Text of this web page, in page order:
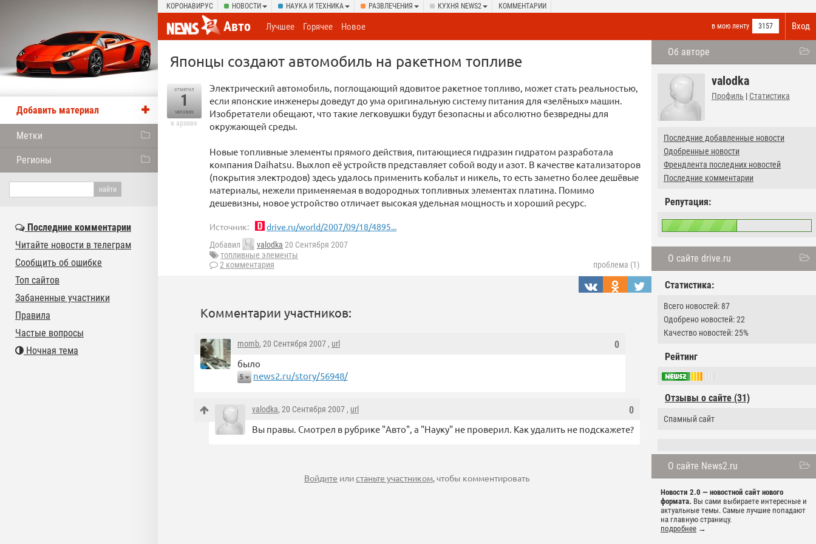
КОРОНАВИРУС НОВОСТИ НАУКА И ТЕХНИКА РАЗВЛЕЧЕНИЯ КУХНЯ NEWS2 КОММЕНТАРИИ
Вход
Авто в мою ленту 3157
Лучшее Горячее Новое
Об авторе
valodka
Профиль | Статистика
Последние добавленные новости
Одобренные новости
Френдлента последних новостей
Последние комментарии
Репутация:
О сайте drive.ru
Статистика:
Всего новостей: 87
Одобрено новостей: 22
Качество новостей: 25%
Рейтинг
Отзывы о сайте (31)
Спамный сайт
О сайте News2.ru
Новости 2.0 — новостной сайт нового
формата. Вы сами выбираете интересные и
актуальные темы. Самые лучшие попадают
на главную страницу.
подробнее →
Японцы создают автомобиль на ракетном топливе
отметил
1
человек
в архиве
Электрический автомобиль, поглощающий ядовитое ракетное топливо, может стать реальностью,
если японские инженеры доведут до ума оригинальную систему питания для «зелёных» машин.
Изобретатели обещают, что такие легковушки будут безопасны и абсолютно безвредны для
окружающей среды.
Новые топливные элементы прямого действия, питающиеся гидразин гидратом разработала
компания Daihatsu. Выхлоп её устройств представляет собой воду и азот. В качестве катализаторов
(покрытия электродов) здесь удалось применить кобальт и никель, то есть заметно более дешёвые
материалы, нежели применяемая в водородных топливных элементах платина. Помимо
дешевизны, новое устройство отличает высокая удельная мощность и хороший ресурс.
Источник: drive.ru/world/2007/09/18/4895...
Добавил valodka 20 Сентября 2007
топливные элементы
2 комментария
проблема (1)
Комментарии участников:
0
momb, 20 Сентября 2007 , url
было
5 news2.ru/story/56948/
0
valodka, 20 Сентября 2007 , url
Вы правы. Смотрел в рубрике "Авто", а "Науку" не проверил. Как удалить не подскажете?
Войдите илистаньте участником, чтобы комментировать
Добавить материал
Метки
Регионы
Последние комментарии
Читайте новости в телеграм
Сообщить об ошибке
Топ сайтов
Забаненные участники
Правила
Частые вопросы
Ночная тема